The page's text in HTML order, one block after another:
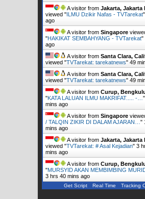
A visitor from Jakarta, Jakarta
viewed "ILMU Dzikir Nafas - TVTarekat"
ago
A visitor from Singapore
"HAKIKAT SEMBAHYANG - TVTarekat"
ago
A visitor from Santa Clara,
viewed "TVTarekat: tarekatnews" 49
A visitor from Santa Clara,
viewed "TVTarekat: tarekatnews" 49
A visitor from Curup,
"KATA LALUAN ILMU MAKRIFAT..... -… "
mins ago
A visitor from Singapore
/ TALQIN ZIKIR DI DALAM AJARAN… "
mins ago
A visitor from Jakarta, Jakarta
viewed "TVTarekat: # Asal Kejadian" 3
mins ago
A visitor from Curup,
"MURSYID AKAN MEMBIMBING
3 hrs 40 mins ago
Get Script Real Time Tracking